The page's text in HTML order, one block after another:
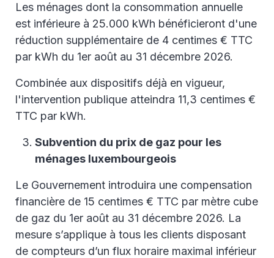
Les ménages dont la consommation annuelle
est inférieure à 25.000 kWh bénéficieront d'une
réduction supplémentaire de 4 centimes € TTC
par kWh du 1er août au 31 décembre 2026.
Combinée aux dispositifs déjà en vigueur,
l'intervention publique atteindra 11,3 centimes €
TTC par kWh.
Subvention du prix de gaz pour les
ménages luxembourgeois
Le Gouvernement introduira une compensation
financière de 15 centimes € TTC par mètre cube
de gaz du 1er août au 31 décembre 2026. La
mesure s’applique à tous les clients disposant
de compteurs d’un flux horaire maximal inférieur